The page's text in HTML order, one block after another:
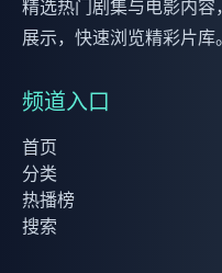
精选热门剧集与电影内
展示，快速浏览精彩片库。
频道入口
首页
分类
热播榜
搜索